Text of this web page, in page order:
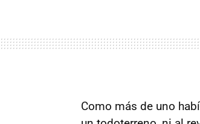
Como más de uno